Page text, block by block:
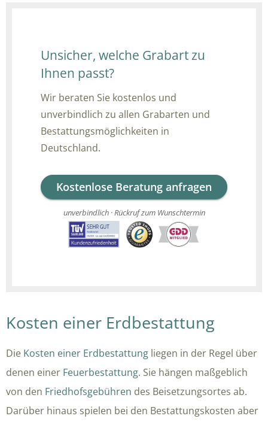
Unsicher, welche Grabart zu
Ihnen passt?
Wir beraten Sie kostenlos und
unverbindlich zu allen Grabarten und
Bestattungsmöglichkeiten in
Deutschland.
Kostenlose Beratung anfragen
unverbindlich · Rückruf zum Wunschtermin
Kosten einer Erdbestattung
Die Kosten einer Erdbestattung liegen in der Regel über
denen einer Feuerbestattung. Sie hängen maßgeblich
von den Friedhofsgebühren des Beisetzungsortes ab.
Darüber hinaus spielen bei den Bestattungskosten aber